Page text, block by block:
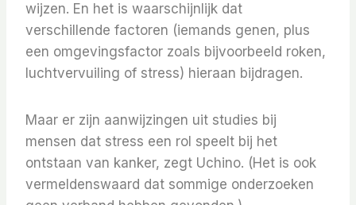
wijzen. En het is waarschijnlijk dat
verschillende factoren (iemands genen, plus
een omgevingsfactor zoals bijvoorbeeld roken,
luchtvervuiling of stress) hieraan bijdragen.
Maar er zijn aanwijzingen uit studies bij
mensen dat stress een rol speelt bij het
ontstaan ​​van kanker, zegt Uchino. (Het is ook
vermeldenswaard dat sommige onderzoeken